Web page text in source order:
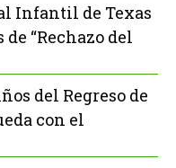
Infantil de Texas
“Rechazo del
del Regreso de
con el